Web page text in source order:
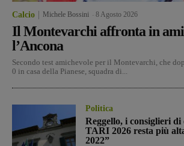
Calcio Michele Bossini 8 Agosto 2026
Il Montevarchi affronta in
l’Ancona
Secondo test amichevole per il Montevarchi, che
0 in casa della Pianese, squadra di...
Politica
Reggello, i consiglieri
TARI 2026 resta più
2022”